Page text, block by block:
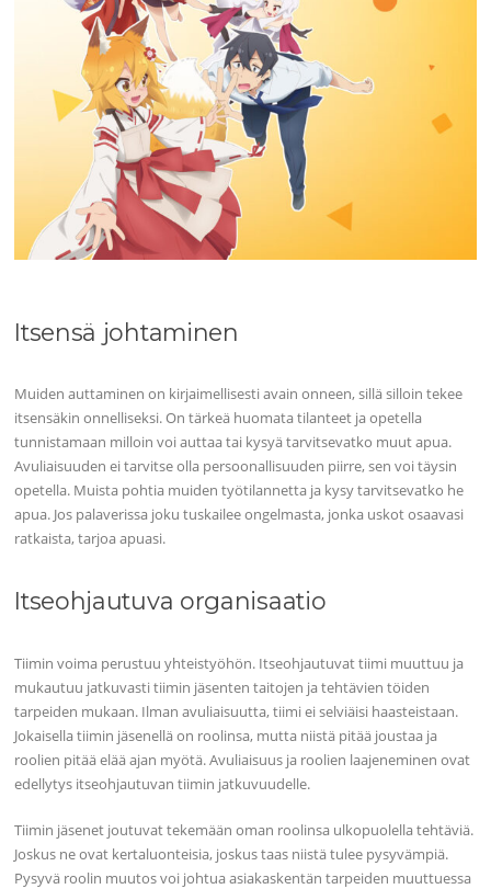
Itsensä johtaminen
Muiden auttaminen on kirjaimellisesti avain onneen, sillä silloin tekee
itsensäkin onnelliseksi. On tärkeä huomata tilanteet ja opetella
tunnistamaan milloin voi auttaa tai kysyä tarvitsevatko muut apua.
Avuliaisuuden ei tarvitse olla persoonallisuuden piirre, sen voi täysin
opetella. Muista pohtia muiden työtilannetta ja kysy tarvitsevatko he
apua. Jos palaverissa joku tuskailee ongelmasta, jonka uskot osaavasi
ratkaista, tarjoa apuasi.
Itseohjautuva organisaatio
Tiimin voima perustuu yhteistyöhön. Itseohjautuvat tiimi muuttuu ja
mukautuu jatkuvasti tiimin jäsenten taitojen ja tehtävien töiden
tarpeiden mukaan. Ilman avuliaisuutta, tiimi ei selviäisi haasteistaan.
Jokaisella tiimin jäsenellä on roolinsa, mutta niistä pitää joustaa ja
roolien pitää elää ajan myötä. Avuliaisuus ja roolien laajeneminen ovat
edellytys itseohjautuvan tiimin jatkuvuudelle.
Tiimin jäsenet joutuvat tekemään oman roolinsa ulkopuolella tehtäviä.
Joskus ne ovat kertaluonteisia, joskus taas niistä tulee pysyvämpiä.
Pysyvä roolin muutos voi johtua asiakaskentän tarpeiden muuttuessa